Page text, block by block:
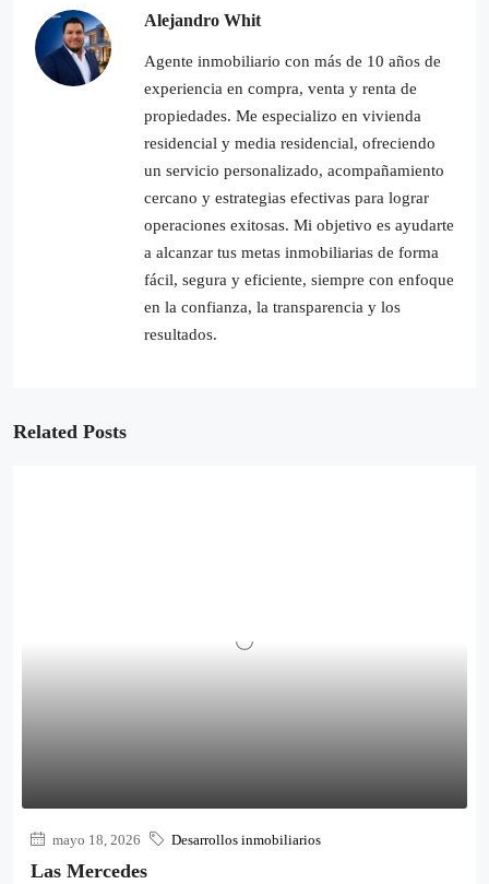
Alejandro Whit
Agente inmobiliario con más de 10 años de
experiencia en compra, venta y renta de
propiedades. Me especializo en vivienda
residencial y media residencial, ofreciendo
un servicio personalizado, acompañamiento
cercano y estrategias efectivas para lograr
operaciones exitosas. Mi objetivo es ayudarte
a alcanzar tus metas inmobiliarias de forma
fácil, segura y eficiente, siempre con enfoque
en la confianza, la transparencia y los
resultados.
Related Posts
mayo 18, 2026 Desarrollos inmobiliarios
Las Mercedes